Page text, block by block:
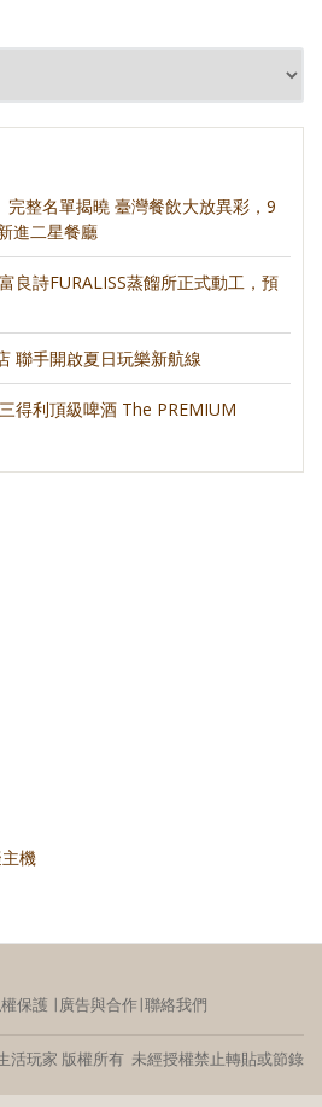
完整名單揭曉 臺灣餐飲大放異彩，9
進二星餐廳
良詩FURALISS蒸餾所正式動工，預
聯手開啟夏日玩樂新航線
得利頂級啤酒 The PREMIUM
機
保護 ∣廣告與合作∣聯絡我們
活玩家 版權所有 未經授權禁止轉貼或節錄